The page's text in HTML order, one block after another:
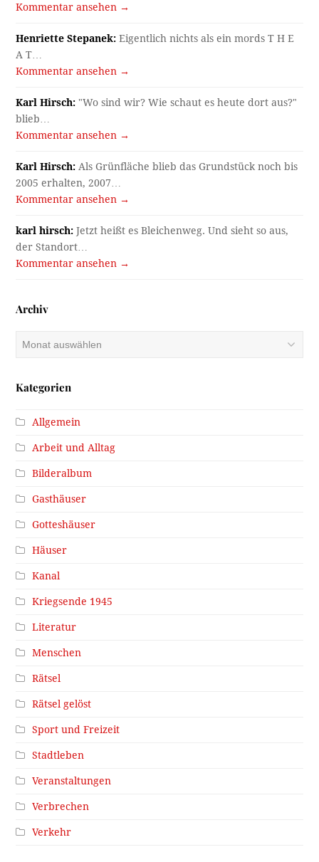
Kommentar ansehen →
Henriette Stepanek: Eigentlich nichts als ein mords T H E
A T…
Kommentar ansehen →
Karl Hirsch: "Wo sind wir? Wie schaut es heute dort aus?"
blieb…
Kommentar ansehen →
Karl Hirsch: Als Grünfläche blieb das Grundstück noch bis
2005 erhalten, 2007…
Kommentar ansehen →
karl hirsch: Jetzt heißt es Bleichenweg. Und sieht so aus,
der Standort…
Kommentar ansehen →
Archiv
Archiv
Kategorien
Allgemein
Arbeit und Alltag
Bilderalbum
Gasthäuser
Gotteshäuser
Häuser
Kanal
Kriegsende 1945
Literatur
Menschen
Rätsel
Rätsel gelöst
Sport und Freizeit
Stadtleben
Veranstaltungen
Verbrechen
Verkehr